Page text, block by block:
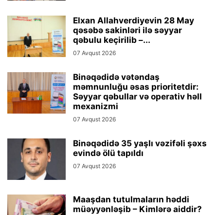
Elxan Allahverdiyevin 28 May
qəsəbə sakinləri ilə səyyar
qəbulu keçirilib –...
07 Avqust 2026
Binəqədidə vətəndaş
məmnunluğu əsas prioritetdir:
Səyyar qəbullar və operativ həll
mexanizmi
07 Avqust 2026
Binəqədidə 35 yaşlı vəzifəli şəxs
evində ölü tapıldı
07 Avqust 2026
Maaşdan tutulmaların həddi
müəyyənləşib – Kimlərə aiddir?